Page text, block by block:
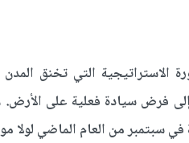
الاستراتيجية التي تخنق
إلى فرض سيادة فعلية على
سبتمبر من العام الماضي لولا